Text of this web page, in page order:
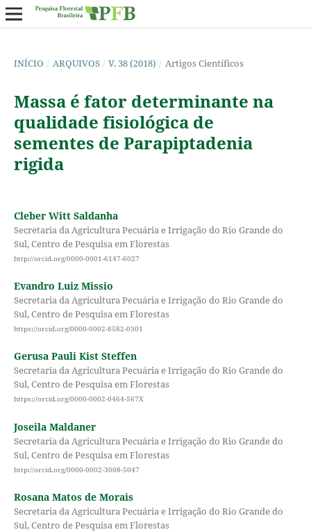
INÍCIO / ARQUIVOS / V. 38 (2018) / Artigos Científicos
Massa é fator determinante na
qualidade fisiológica de
sementes de Parapiptadenia
rigida
Cleber Witt Saldanha
Secretaria da Agricultura Pecuária e Irrigação do Rio Grande do
Sul, Centro de Pesquisa em Florestas
http://orcid.org/0000-0001-6147-6027
Evandro Luiz Missio
Secretaria da Agricultura Pecuária e Irrigação do Rio Grande do
Sul, Centro de Pesquisa em Florestas
https://orcid.org/0000-0002-8582-0301
Gerusa Pauli Kist Steffen
Secretaria da Agricultura Pecuária e Irrigação do Rio Grande do
Sul, Centro de Pesquisa em Florestas
https://orcid.org/0000-0002-0464-567X
Joseila Maldaner
Secretaria da Agricultura Pecuária e Irrigação do Rio Grande do
Sul, Centro de Pesquisa em Florestas
http://orcid.org/0000-0002-3008-5047
Rosana Matos de Morais
Secretaria da Agricultura Pecuária e Irrigação do Rio Grande do
Sul, Centro de Pesquisa em Florestas